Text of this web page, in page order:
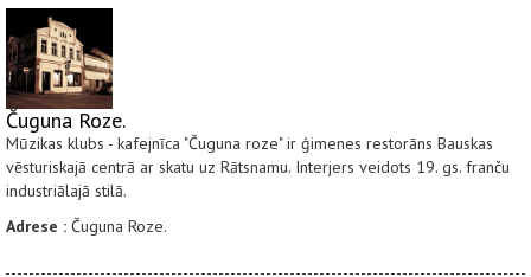
Čuguna Roze.
Mūzikas klubs - kafejnīca "Čuguna roze" ir ģimenes restorāns Bauskas
vēsturiskajā centrā ar skatu uz Rātsnamu. Interjers veidots 19. gs. franču
industriālajā stilā.
Adrese : Čuguna Roze.